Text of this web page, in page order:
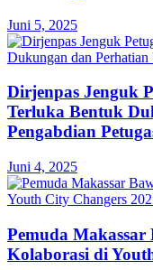
Juni 5, 2025
Dirjenpas Jenguk
Terluka Bentuk
Pengabdian
Juni 4, 2025
Pemuda Makassar
Kolaborasi di